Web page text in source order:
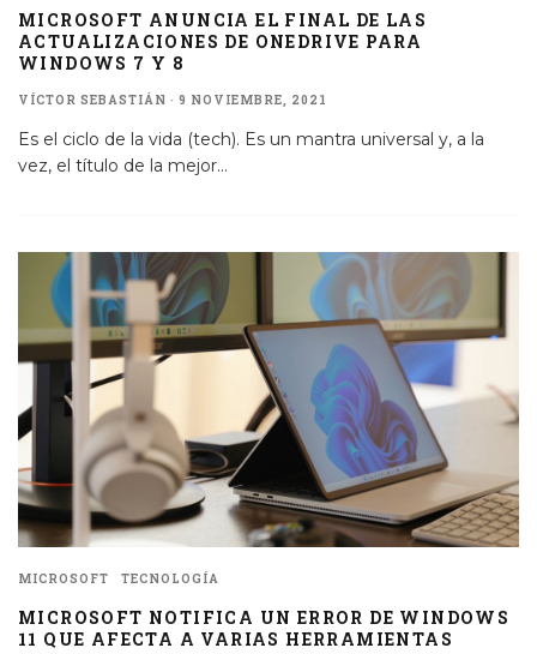
MICROSOFT ANUNCIA EL FINAL DE LAS
ACTUALIZACIONES DE ONEDRIVE PARA
WINDOWS 7 Y 8
VÍCTOR SEBASTIÁN · 9 NOVIEMBRE, 2021
Es el ciclo de la vida (tech). Es un mantra universal y, a la
vez, el título de la mejor...
MICROSOFT TECNOLOGÍA
MICROSOFT NOTIFICA UN ERROR DE WINDOWS
11 QUE AFECTA A VARIAS HERRAMIENTAS